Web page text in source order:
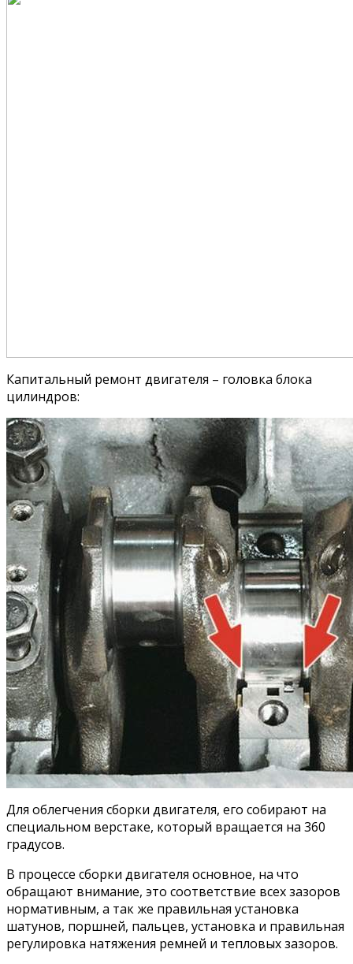
Капитальный ремонт двигателя – головка блока
цилиндров:
Для облегчения сборки двигателя, его собирают на
специальном верстаке, который вращается на 360
градусов.
В процессе сборки двигателя основное, на что
обращают внимание, это соответствие всех зазоров
нормативным, а так же правильная установка
шатунов, поршней, пальцев, установка и правильная
регулировка натяжения ремней и тепловых зазоров.